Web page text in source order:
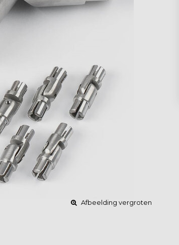
Afbeelding vergroten